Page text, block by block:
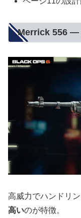
Merrick 556 —
高威力でハンドリン
高いのが特徴。